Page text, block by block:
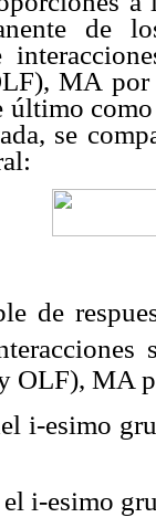
de
MA por
último
se
de
OLF), MA
i-esimo
el i-esimo